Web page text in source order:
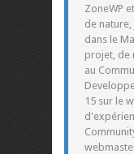
ZoneWP
de
dans le
projet, de
au
15 sur le